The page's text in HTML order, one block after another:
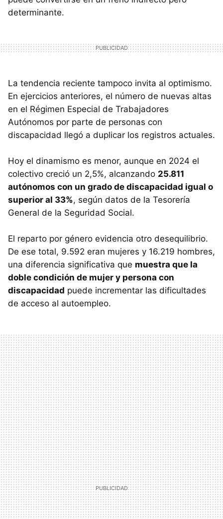
determinante.
La tendencia reciente tampoco invita al optimismo.
En ejercicios anteriores, el número de nuevas altas
en el Régimen Especial de Trabajadores
Autónomos por parte de personas con
discapacidad llegó a duplicar los registros actuales.
Hoy el dinamismo es menor, aunque en 2024 el
colectivo creció un 2,5%, alcanzando 25.811
autónomos con un grado de discapacidad igual o
superior al 33%, según datos de la Tesorería
General de la Seguridad Social.
El reparto por género evidencia otro desequilibrio.
De ese total, 9.592 eran mujeres y 16.219 hombres,
una diferencia significativa que muestra que la
doble condición de mujer y persona con
discapacidad puede incrementar las dificultades
de acceso al autoempleo.